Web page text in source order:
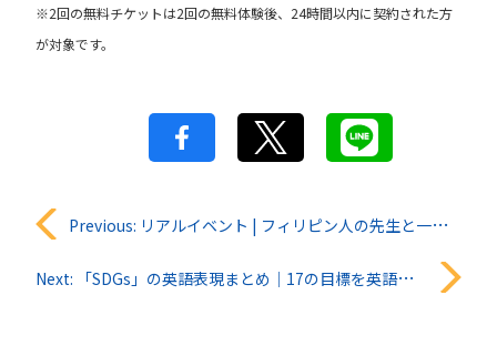
※2回の無料チケットは2回の無料体験後、24時間以内に契約された方
が対象です。
投
稿
Previous: リアルイベント | フィリピン人の先生と一緒にZUMBAを踊ろう vol.4【イベントレポート】
Next: 「SDGs」の英語表現まとめ｜17の目標を英語で覚えよう